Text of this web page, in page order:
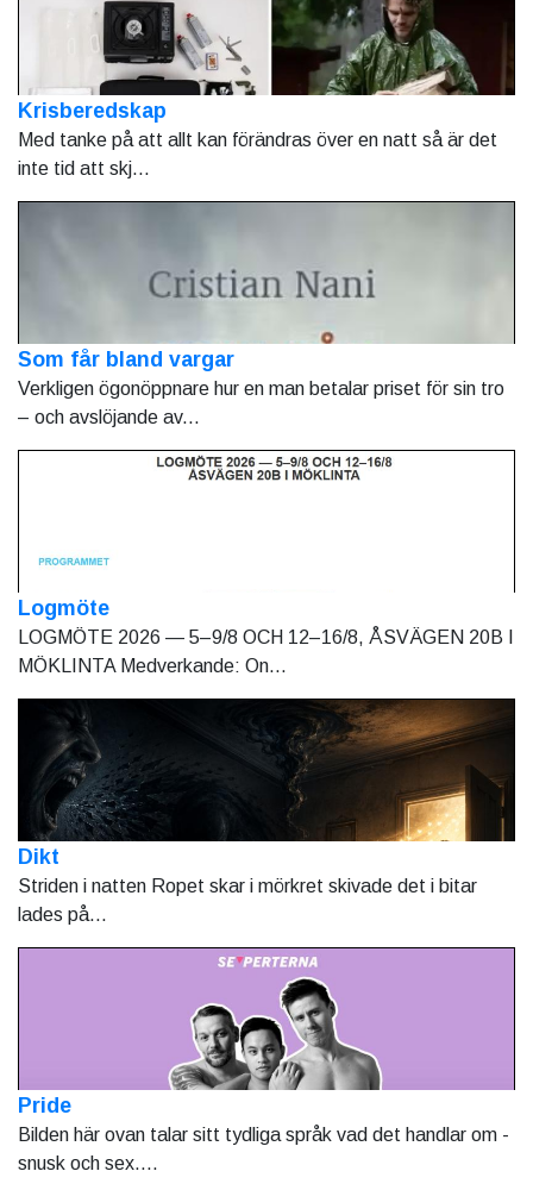
Krisberedskap
Med tanke på att allt kan förändras över en natt så är det
inte tid att skj...
Som får bland vargar
Verkligen ögonöppnare hur en man betalar priset för sin tro
– och avslöjande av...
Logmöte
LOGMÖTE 2026 — 5–9/8 OCH 12–16/8, ÅSVÄGEN 20B I
MÖKLINTA Medverkande: On...
Dikt
Striden i natten Ropet skar i mörkret skivade det i bitar
lades på...
Pride
Bilden här ovan talar sitt tydliga språk vad det handlar om -
snusk och sex....